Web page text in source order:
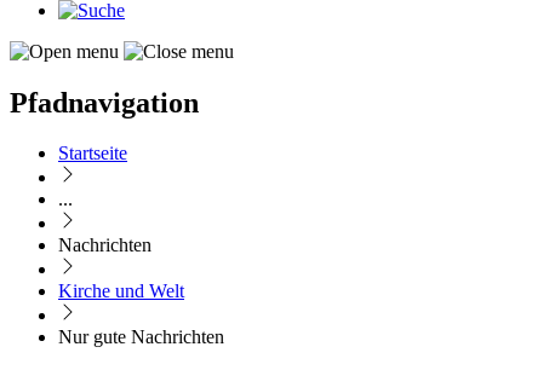
Pfadnavigation
Startseite
...
Nachrichten
Kirche und Welt
Nur gute Nachrichten